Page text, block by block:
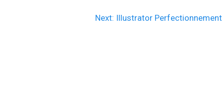
Next: Next
Illustrator Perfectionnement